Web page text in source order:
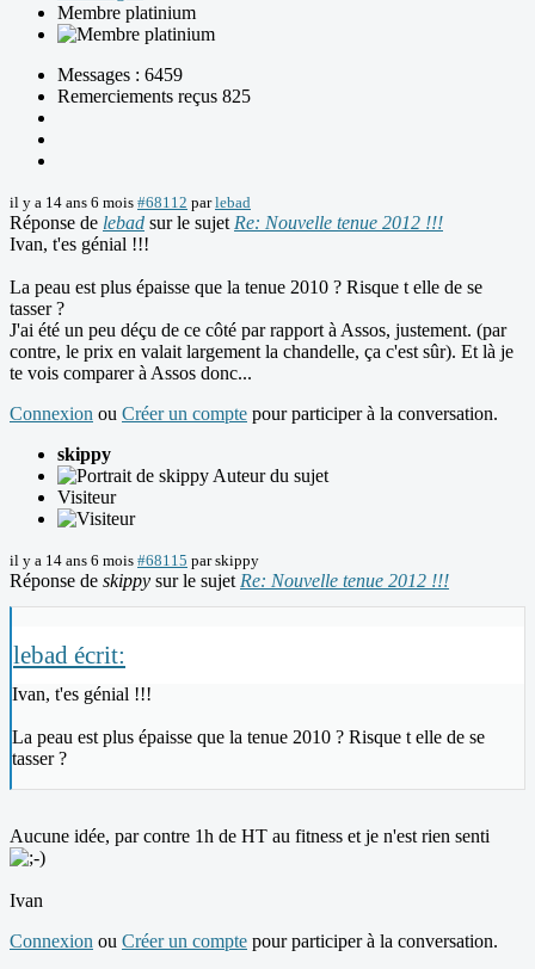
Membre platinium
Messages : 6459
Remerciements reçus 825
il y a 14 ans 6 mois #68112 parlebad
Réponse de lebad sur le sujet Re: Nouvelle tenue 2012 !!!
Ivan, t'es génial !!!
La peau est plus épaisse que la tenue 2010 ? Risque t elle de se
tasser ?
J'ai été un peu déçu de ce côté par rapport à Assos, justement. (par
contre, le prix en valait largement la chandelle, ça c'est sûr). Et là je
te vois comparer à Assos donc...
Connexion ou Créer un compte pour participer à la conversation.
skippy
Auteur du sujet
Visiteur
il y a 14 ans 6 mois #68115 parskippy
Réponse de skippy sur le sujet Re: Nouvelle tenue 2012 !!!
lebad écrit:
Ivan, t'es génial !!!
La peau est plus épaisse que la tenue 2010 ? Risque t elle de se
tasser ?
Aucune idée, par contre 1h de HT au fitness et je n'est rien senti
Ivan
Connexion ou Créer un compte pour participer à la conversation.